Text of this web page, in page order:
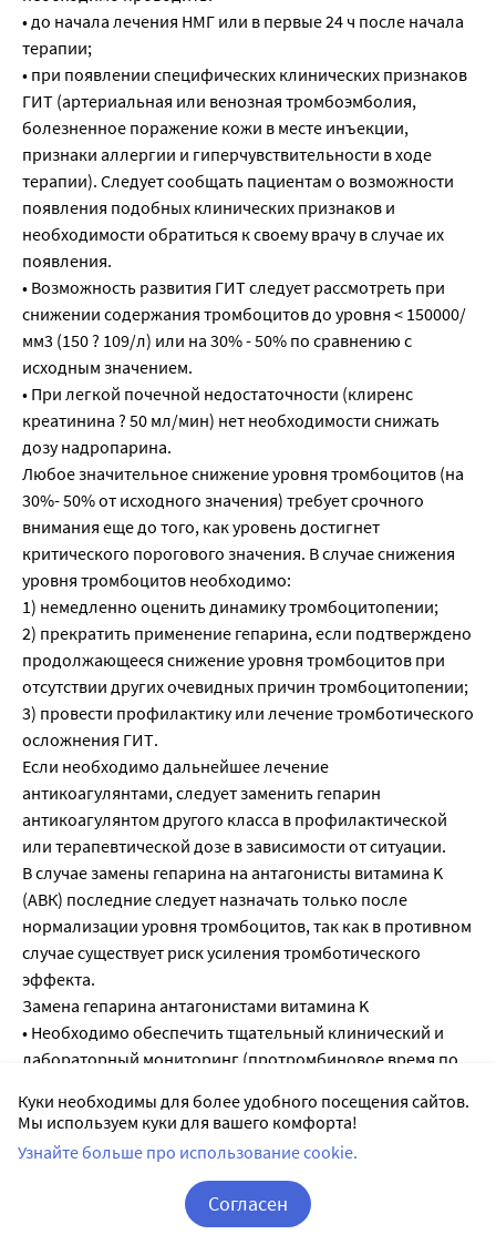
Куки необходимы для более удобного посещения сайтов.
Мы используем куки для вашего комфорта!
Узнайте больше про использование cookie.
Согласен